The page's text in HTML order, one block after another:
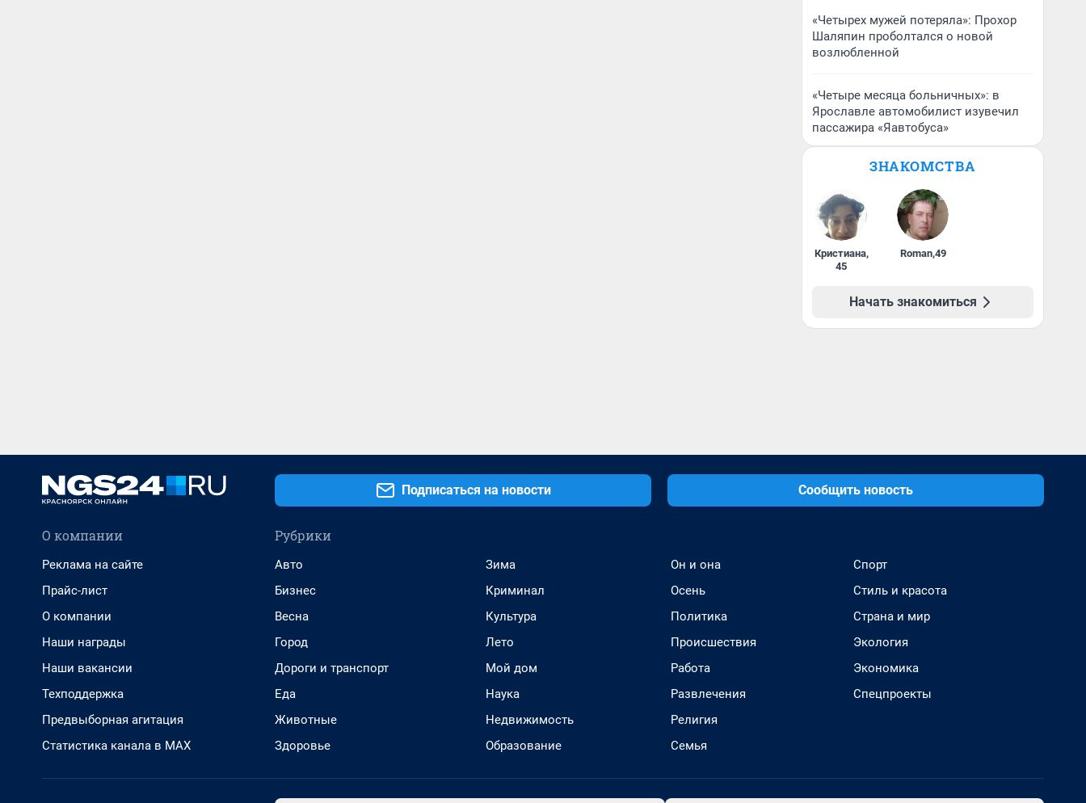
«Четырех мужей потеряла»: Прохор
Шаляпин проболтался о новой
возлюбленной
«Четыре месяца больничных»: в
Ярославле автомобилист изувечил
пассажира «Яавтобуса»
ЗНАКОМСТВА
Кристиана,
45
Roman,49
Начать знакомиться
Подписаться на новости Сообщить новость
О компании
Реклама на сайте
Прайс-лист
О компании
Наши награды
Наши вакансии
Техподдержка
Предвыборная агитация
Статистика канала в MAX
Рубрики
Авто
Бизнес
Весна
Город
Дороги и транспорт
Еда
Животные
Здоровье
Зима
Криминал
Культура
Лето
Мой дом
Наука
Недвижимость
Образование
Он и она
Осень
Политика
Происшествия
Работа
Развлечения
Религия
Семья
Спорт
Стиль и красота
Страна и мир
Экология
Экономика
Спецпроекты